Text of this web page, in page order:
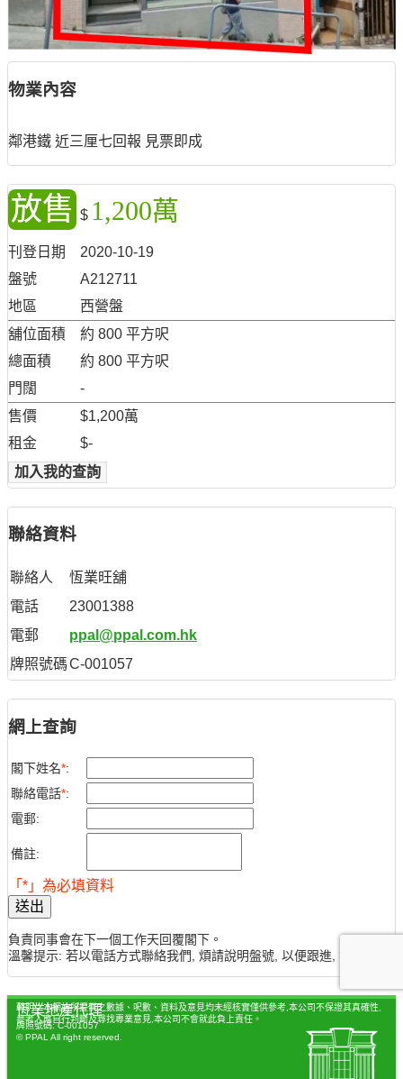
物業內容
鄰港鐵 近三厘七回報 見票即成
放售 $ 1,200萬
刊登日期
2020-10-19
盤號
A212711
地區
西營盤
舖位面積
約 800 平方呎
總面積
約 800 平方呎
門闊
-
售價
$1,200萬
租金
$-
加入我的查詢
聯絡資料
聯絡人
恆業旺舖
電話
23001388
電郵
ppal@ppal.com.hk
牌照號碼C-001057
網上查詢
閣下姓名*:
聯絡電話*:
電郵:
備註:
「*」為必填資料
送出
負責同事會在下一個工作天回覆閣下。
溫馨提示: 若以電話方式聯絡我們, 煩請說明盤號, 以便跟進, 謝謝。
聲明：本網站所提供之數據、呎數、資料及意見均未經核實僅供參考,本公司不保證其真確性,
參考人應自行判斷及尋找專業意見,本公司不會就此負上責任。
恆業地產代理
牌照號碼: C-001057
© PPAL All right reserved.